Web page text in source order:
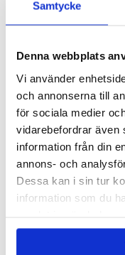
Samtycke
Denna webbplats
Vi använder
och annonserna till
för sociala medier
vidarebefordrar även
information från din
annons- och
Dessa kan i sin tur
information som du